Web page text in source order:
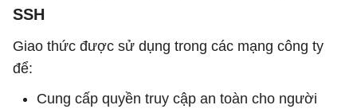
SSH
Giao thức được sử dụng trong các mạng công ty
để:
Cung cấp quyền truy cập an toàn cho người